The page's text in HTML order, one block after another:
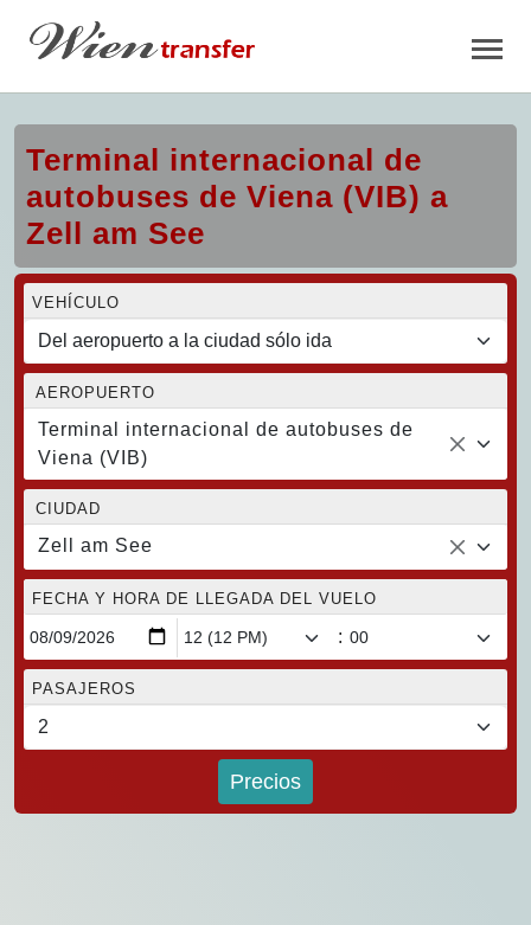
Terminal internacional de
autobuses de Viena (VIB) a
Zell am See
VEHÍCULO
AEROPUERTO
Terminal internacional de autobuses de
Viena (VIB)
CIUDAD
Zell am See
FECHA Y HORA DE LLEGADA DEL VUELO
:
PASAJEROS
Precios